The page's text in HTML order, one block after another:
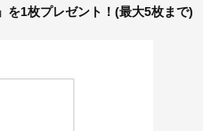
を1枚プレゼント！(最大5枚まで)